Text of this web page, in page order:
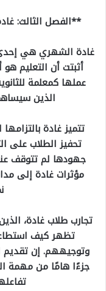
**الفصل الثالث:
غادة الشهري هي إحدى
أثبتت أن التعليم
عملها كمعلمة
الذين
تتميز غادة
تحفيز الطلاب على
جهودها لم تتوقف
مؤثرات غادة إلى
تجارب طلاب غادة،
تظهر كيف
وتوجيههم. إن تقديم
جزءًا هامًا من مهمة